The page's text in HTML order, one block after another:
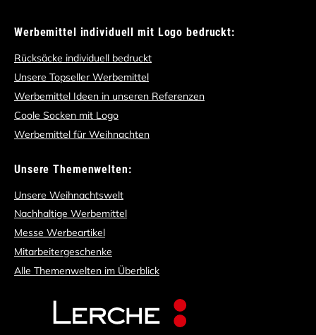
Werbemittel individuell mit Logo bedruckt:
Rücksäcke individuell bedruckt
Unsere Topseller Werbemittel
Werbemittel Ideen in unseren Referenzen
Coole Socken mit Logo
Werbemittel für Weihnachten
Unsere Themenwelten:
Unsere Weihnachtswelt
Nachhaltige Werbemittel
Messe Werbeartikel
Mitarbeitergeschenke
Alle Themenwelten im Überblick